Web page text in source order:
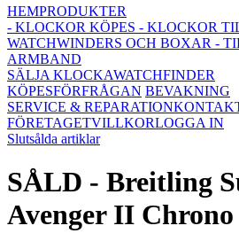
HEMPRODUKTER
- KLOCKOR KÖPES - KLOCKOR
WATCHWINDERS OCH BOXAR -
ARMBAND
SÄLJA KLOCKAWATCHFINDER
KÖPESFÖRFRÅGAN BEVAKNING
SERVICE & REPARATION
FÖRETAGETVILLKORLOGGA IN
Slutsålda artiklar
SÅLD - Breitling
Avenger II Chrono